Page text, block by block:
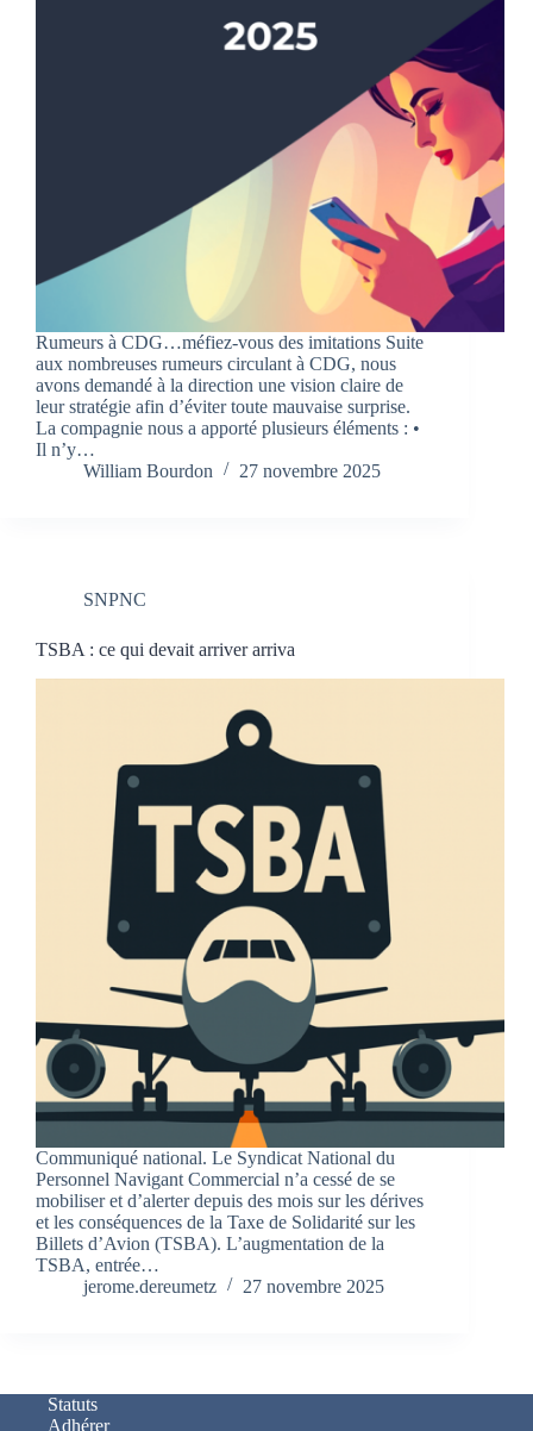
Rumeurs à CDG…méfiez-vous des imitations Suite
aux nombreuses rumeurs circulant à CDG, nous
avons demandé à la direction une vision claire de
leur stratégie afin d’éviter toute mauvaise surprise.
La compagnie nous a apporté plusieurs éléments : •
Il n’y…
William Bourdon
27 novembre 2025
SNPNC
TSBA : ce qui devait arriver arriva
Communiqué national. Le Syndicat National du
Personnel Navigant Commercial n’a cessé de se
mobiliser et d’alerter depuis des mois sur les dérives
et les conséquences de la Taxe de Solidarité sur les
Billets d’Avion (TSBA). L’augmentation de la
TSBA, entrée…
jerome.dereumetz
27 novembre 2025
Statuts
Adhérer